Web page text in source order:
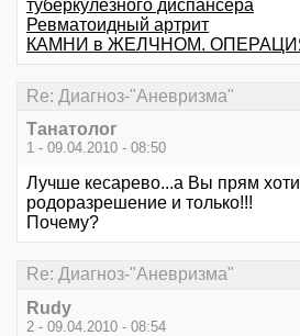
туберкулезного диспансера
Ревматоидный артрит
КАМНИ в ЖЕЛЧНОМ.
Re: Диагноз-"Аневризма"
Танатолог
1 - 09.04.2010 - 08:50
Лучше кесарево...а Вы прям
родоразрешение и только!!!
Почему?
Re: Диагноз-"Аневризма"
Rudy
2 - 09.04.2010 - 08:54